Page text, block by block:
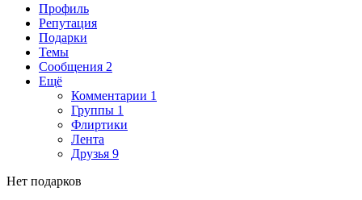
Профиль
Репутация
Подарки
Темы
Сообщения 2
Ещё
Комментарии 1
Группы 1
Флиртики
Лента
Друзья 9
Нет подарков